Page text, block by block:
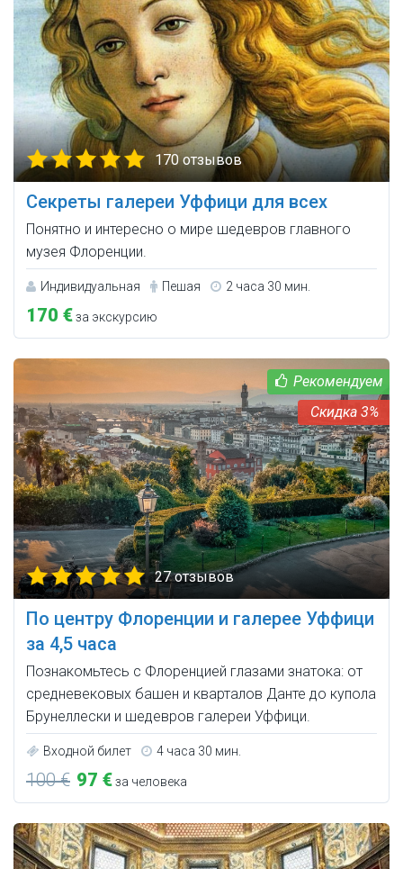
170 отзывов
Секреты галереи Уффици для всех
Понятно и интересно о мире шедевров главного
музея Флоренции.
Индивидуальная Пешая 2 часа 30 мин.
170 €за экскурсию
3%
27 отзывов
По центру Флоренции и галерее Уффици
за 4,5 часа
Познакомьтесь с Флоренцией глазами знатока: от
средневековых башен и кварталов Данте до купола
Брунеллески и шедевров галереи Уффици.
Входной билет 4 часа 30 мин.
100 € 97 €за человека